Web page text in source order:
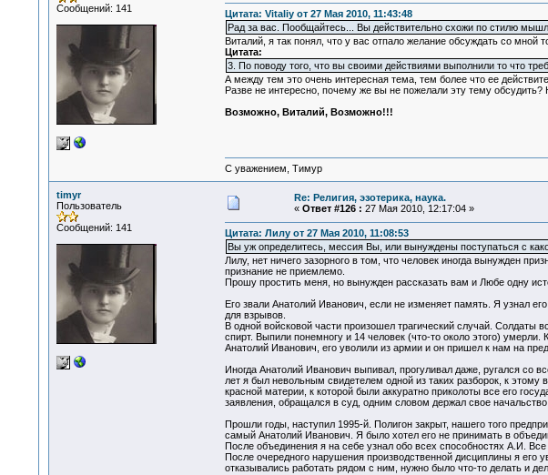
Сообщений: 141
Цитата: Vitaliy от 27 Мая 2010, 11:43:48
Рад за вас. Пообщайтесь... Вы действительно схожи по стилю
Виталий, я так понял, что у вас отпало желание обсуждать со
Цитата:
3. По поводу того, что вы своими действиями выполнили то что
А между тем это очень интересная тема, тем более что ее
Разве не интересно, почему же вы не пожелали эту тему
Возможно, Виталий, Возможно!!!
С уважением, Тимур
timyr
Пользователь
Сообщений: 141
Re: Религия, эзотерика, наука.
« Ответ #126 : 27 Мая 2010, 12:17:04 »
Цитата: Лилу от 27 Мая 2010, 11:08:53
Вы уж определитесь, мессия Вы, или вынуждены поступаться с
Лилу, нет ничего зазорного в том, что человек иногда вынужден
признание не приемлемо.
Прошу простить меня, но вынужден рассказать вам и Любе одну
Его звали Анатолий Иванович, если не изменяет память. Я узнал
для взрывов.
В одной войсковой части произошел трагический случай. Солдаты
спирт. Выпили понемногу и 14 человек (что-то около этого)
Анатолий Иванович, его уволили из армии и он пришел к нам на
Иногда Анатолий Иванович выпивал, прогуливал даже, ругался со
лет я был невольным свидетелем одной из таких разборок, к
красной материи, к которой были аккуратно приколоты все его
заявления, обращался в суд, одним словом держал свое
Прошли годы, наступил 1995-й. Полигон закрыт, нашего того
самый Анатолий Иванович. Я было хотел его не принимать в
После объединения я на себе узнал обо всех способностях А.И.
После очередного нарушения производственной дисциплины я
отказывались работать рядом с ним, нужно было что-то делать и